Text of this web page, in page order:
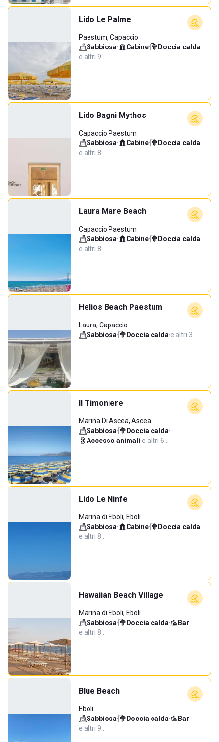
Lido Le Palme
Paestum, Capaccio
Sabbiosa· Cabine· Doccia calda·
e altri 9…
Lido Bagni Mythos
Capaccio Paestum
Sabbiosa· Cabine· Doccia calda·
e altri 8…
Laura Mare Beach
Capaccio Paestum
Sabbiosa· Cabine· Doccia calda·
e altri 8…
Helios Beach Paestum
Laura, Capaccio
Sabbiosa· Doccia calda·e altri 3…
Il Timoniere
Marina Di Ascea, Ascea
Sabbiosa· Doccia calda·
Accesso animali·e altri 6…
Lido Le Ninfe
Marina di Eboli, Eboli
Sabbiosa· Cabine· Doccia calda·
e altri 8…
Hawaiian Beach Village
Marina di Eboli, Eboli
Sabbiosa· Doccia calda· Bar·
e altri 8…
Blue Beach
Eboli
Sabbiosa· Doccia calda· Bar·
e altri 9…